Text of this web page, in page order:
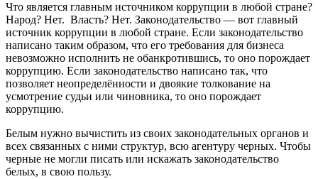
Что является главным источником коррупции в любой стране?
Народ? Нет. Власть? Нет. Законодательство — вот главный
источник коррупции в любой стране. Если законодательство
написано таким образом, что его требования для бизнеса
невозможно исполнить не обанкротившись, то оно порождает
коррупцию. Если законодательство написано так, что
позволяет неопределённости и двоякие толкование на
усмотрение судьи или чиновника, то оно порождает
коррупцию.
Белым нужно вычистить из своих законодательных органов и
всех связанных с ними структур, всю агентуру черных. Чтобы
черные не могли писать или искажать законодательство
белых, в свою пользу.